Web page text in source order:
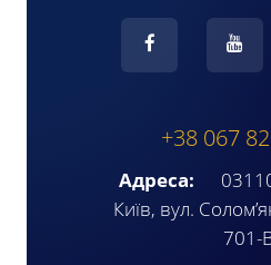
+38 067
Адреса:
Київ, вул.
701-